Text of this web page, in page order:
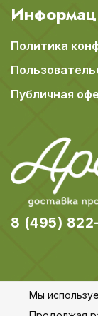
Политика
Публичная
8 (495)
© 2018-2026
Мы